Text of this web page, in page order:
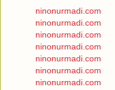
ninonurmadi.com
ninonurmadi.com
ninonurmadi.com
ninonurmadi.com
ninonurmadi.com
ninonurmadi.com
ninonurmadi.com